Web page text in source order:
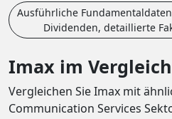
Ausführliche
Dividenden, detaillierte
Imax im Vergleich
Vergleichen Sie Imax mit
Communication Services